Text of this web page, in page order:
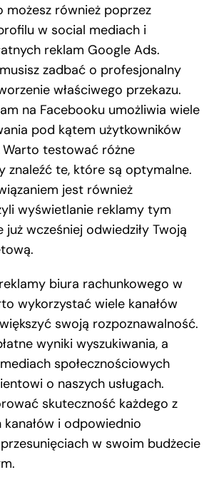
możesz również poprzez
w social mediach i
reklam Google Ads.
zadbać o profesjonalny
właściwego przekazu.
na Facebooku umożliwia wiele
pod kątem użytkowników
Warto testować różne
znaleźć te, które są optymalne.
jest również
wyświetlanie reklamy tym
wcześniej odwiedziły Twoją
biura rachunkowego w
wykorzystać wiele kanałów
swoją rozpoznawalność.
wyniki wyszukiwania, a
społecznościowych
o naszych usługach.
skuteczność każdego z
i odpowiednio
w swoim budżecie